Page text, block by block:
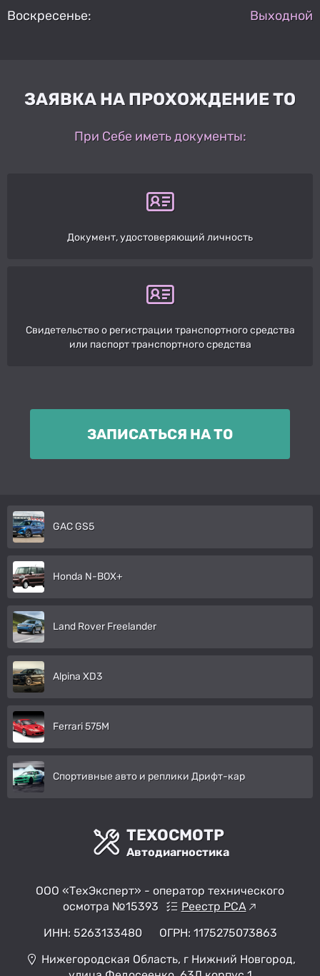
Воскресенье:
Выходной
ЗАЯВКА НА ПРОХОЖДЕНИЕ ТО
При Себе иметь документы:
Документ, удостоверяющий личность
Свидетельство о регистрации транспортного средства
или паспорт транспортного средства
ЗАПИСАТЬСЯ НА ТО
GAC GS5
Honda N-BOX+
Land Rover Freelander
Alpina XD3
Ferrari 575M
Спортивные авто и реплики Дрифт-кар
ТЕХОСМОТР
Автодиагностика
ООО «ТехЭксперт» - оператор технического
осмотра №15393
Реестр РСА
ИНН: 5263133480
ОГРН: 1175275073863
Нижегородская Область, г Нижний Новгород,